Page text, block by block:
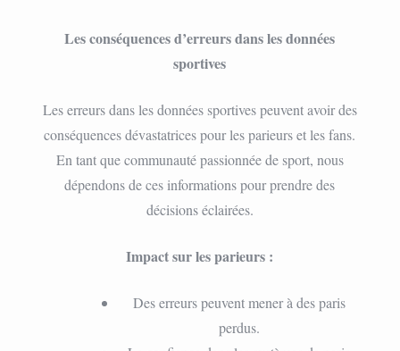
Les conséquences d’erreurs dans les données
sportives
Les erreurs dans les données sportives peuvent avoir des
conséquences dévastatrices pour les parieurs et les fans.
En tant que communauté passionnée de sport, nous
dépendons de ces informations pour prendre des
décisions éclairées.
Impact sur les parieurs :
Des erreurs peuvent mener à des paris
perdus.